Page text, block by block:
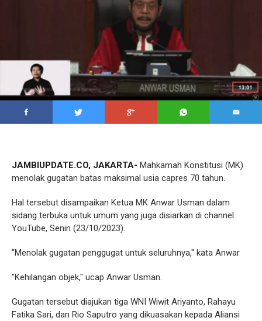
JAMBIUPDATE.CO, JAKARTA- Mahkamah Konstitusi (MK)
menolak gugatan batas maksimal usia capres 70 tahun.
Hal tersebut disampaikan Ketua MK Anwar Usman dalam
sidang terbuka untuk umum yang juga disiarkan di channel
YouTube, Senin (23/10/2023).
"Menolak gugatan penggugat untuk seluruhnya," kata Anwar
"Kehilangan objek," ucap Anwar Usman.
Gugatan tersebut diajukan tiga WNI Wiwit Ariyanto, Rahayu
Fatika Sari, dan Rio Saputro yang dikuasakan kepada Aliansi